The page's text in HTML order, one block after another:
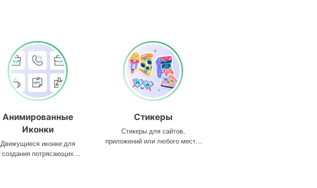
Анимированные
Иконки
Движущиеся иконки для
создания потрясающих
Стикеры
Стикеры для сайтов,
приложений или любого места,